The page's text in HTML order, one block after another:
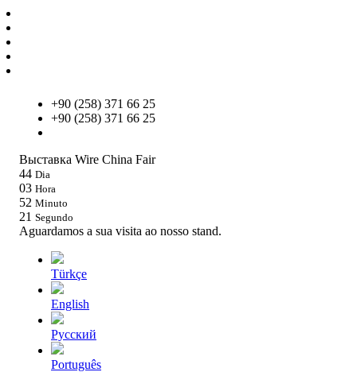
+90 (258) 371 66 25
+90 (258) 371 66 25
Выставка Wire China Fair
44 Dia
03 Hora
52 Minuto
20 Segundo
Aguardamos a sua visita ao nosso stand.
Türkçe
English
Pусский
Português